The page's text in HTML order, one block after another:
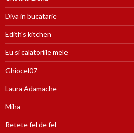
Diva in bucatarie
Edith's kitchen
Eu si calatoriile mele
Ghiocel07
Laura Adamache
Miha
Retete fel de fel